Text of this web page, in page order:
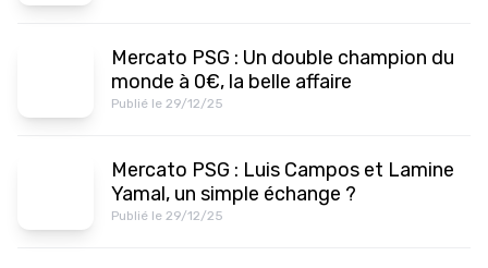
Mercato PSG : Un double champion du
monde à 0€, la belle affaire
Publié le 29/12/25
Mercato PSG : Luis Campos et Lamine
Yamal, un simple échange ?
Publié le 29/12/25